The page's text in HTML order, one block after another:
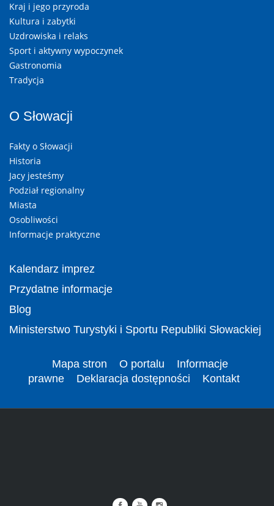
Kraj i jego przyroda
Kultura i zabytki
Uzdrowiska i relaks
Sport i aktywny wypoczynek
Gastronomia
Tradycja
O Słowacji
Fakty o Słowacji
Historia
Jacy jesteśmy
Podział regionalny
Miasta
Osobliwości
Informacje praktyczne
Kalendarz imprez
Przydatne informacje
Blog
Ministerstwo Turystyki i Sportu Republiki Słowackiej
Mapa stron O portalu
Informacje
prawne
Deklaracja dostępności Kontakt